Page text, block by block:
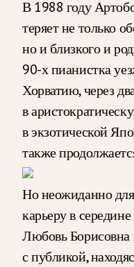
В 1988 году
теряет не только
но и близкого и
90-х пианистка
Хорватию, через
в
в экзотической
также
Но неожиданно
карьеру в
Любовь Борисовна
с публикой,